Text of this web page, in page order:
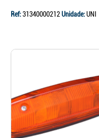
Ref:31340000212Unidade:UNI